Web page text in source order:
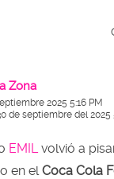
Zona
2025 5:16 PM
de septiembre del 2025
EMIL volvió a
en el Coca Cola